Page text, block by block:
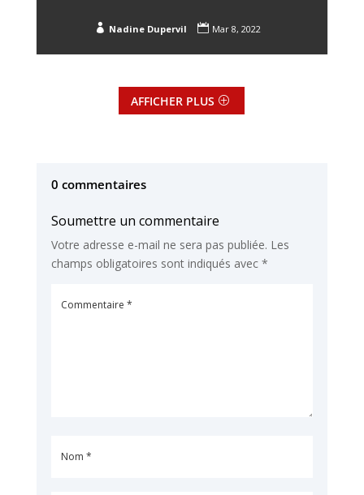
 Nadine Dupervil  Mar 8, 2022
AFFICHER PLUS
0 commentaires
Soumettre un commentaire
Votre adresse e-mail ne sera pas publiée. Les
champs obligatoires sont indiqués avec *